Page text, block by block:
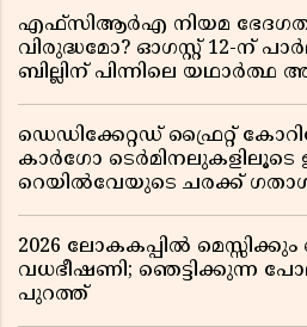
എഫ്സിആർഎ നിയമ
വിരുദ്ധമോ? ഓഗസ്റ്റ് 12-ന്
ബില്ലിന് പിന്നിലെ
ഡെഡിക്കേറ്റഡ് ഫ്രൈറ്റ്
കാർഗോ ടെർമിനലുകളിലൂടെ
റെയിൽവേയുടെ ചരക്ക്
2026 ലോകകപ്പിൽ
വധഭീഷണി; ഞെട്ടിക്കുന്ന
പുറത്ത്